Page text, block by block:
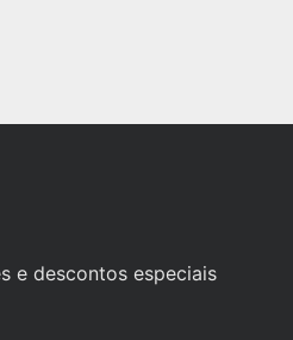
e descontos especiais